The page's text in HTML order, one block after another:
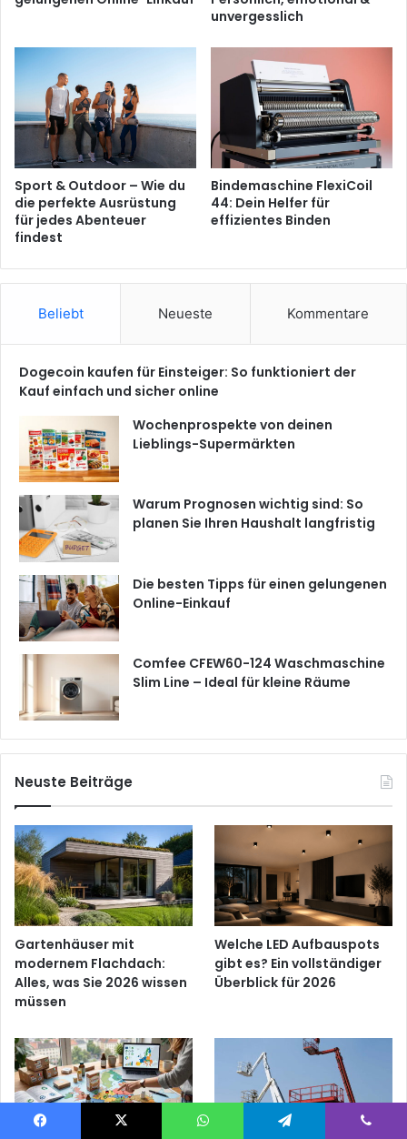
unvergesslich
Sport & Outdoor – Wie du
die perfekte Ausrüstung
für jedes Abenteuer
findest
Bindemaschine FlexiCoil
44: Dein Helfer für
effizientes Binden
Beliebt Neueste Kommentare
Dogecoin kaufen für Einsteiger: So funktioniert der
Kauf einfach und sicher online
Wochenprospekte von deinen
Lieblings-Supermärkten
Warum Prognosen wichtig sind: So
planen Sie Ihren Haushalt langfristig
Die besten Tipps für einen gelungenen
Online-Einkauf
Comfee CFEW60-124 Waschmaschine
Slim Line – Ideal für kleine Räume
Neuste Beiträge
Gartenhäuser mit
modernem Flachdach:
Alles, was Sie 2026 wissen
müssen
Welche LED Aufbauspots
gibt es? Ein vollständiger
Überblick für 2026